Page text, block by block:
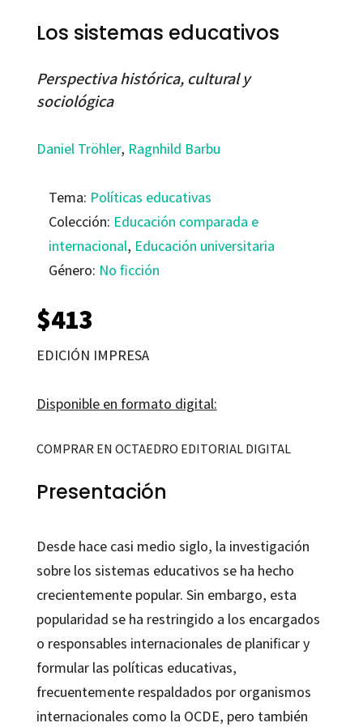
Los sistemas educativos
Perspectiva histórica, cultural y
sociológica
Daniel Tröhler, Ragnhild Barbu
Tema: Políticas educativas
Colección: Educación comparada e
internacional, Educación universitaria
Género: No ficción
$413
EDICIÓN IMPRESA
Disponible en formato digital:
COMPRAR EN OCTAEDRO EDITORIAL DIGITAL
Presentación
Desde hace casi medio siglo, la investigación
sobre los sistemas educativos se ha hecho
crecientemente popular. Sin embargo, esta
popularidad se ha restringido a los encargados
o responsables internacionales de planificar y
formular las políticas educativas,
frecuentemente respaldados por organismos
internacionales como la OCDE, pero también